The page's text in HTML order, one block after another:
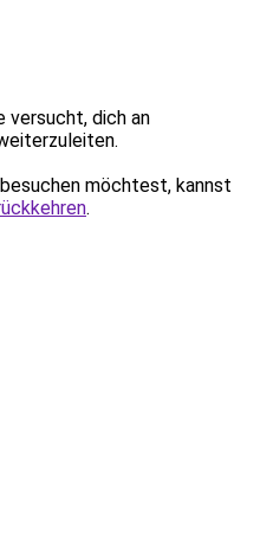
versucht, dich an
möchtest, kannst
.